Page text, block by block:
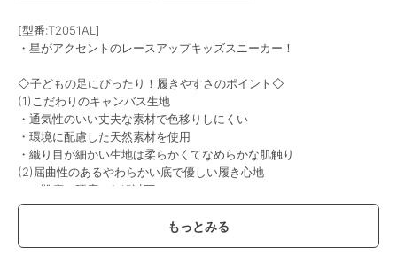
[型番:T2051AL]
・星がアクセントのレースアップキッズスニーカー！
◇子どもの足にぴったり！履きやすさのポイント◇
(1)こだわりのキャンバス生地
・通気性のいい丈夫な素材で色移りしにくい
・環境に配慮した天然素材を使用
・織り目が細かい生地は柔らかくてなめらかな肌触り
(2)屈曲性のあるやわらかい底で優しい履き心地
（靴底の硬度はA45以下）
(3)かかとをしっかりホールド
(4)ゴム紐とU型マジックテープで足に合わせて自由に調整
(5)衝撃からつま先を保護